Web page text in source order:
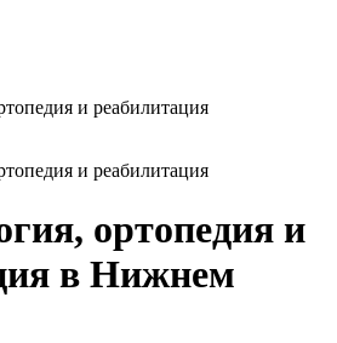
и реабилитация
и реабилитация
ортопедия и
в Нижнем